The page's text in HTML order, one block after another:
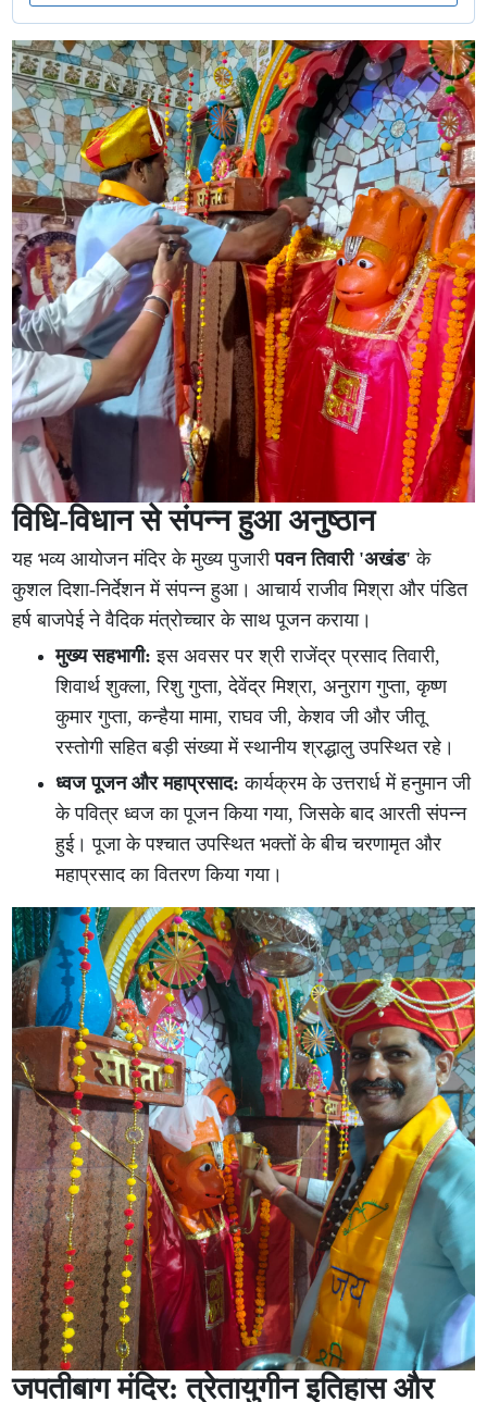
विधि-विधान से संपन्न हुआ अनुष्ठान
यह भव्य आयोजन मंदिर के मुख्य पुजारीपवन तिवारी 'अखंड' के
कुशल दिशा-निर्देशन में संपन्न हुआ। आचार्य राजीव मिश्रा और पंडित
हर्ष बाजपेई ने वैदिक मंत्रोच्चार के साथ पूजन कराया।
मुख्य सहभागी: इस अवसर पर श्री राजेंद्र प्रसाद तिवारी,
शिवार्थ शुक्ला, रिशु गुप्ता, देवेंद्र मिश्रा, अनुराग गुप्ता, कृष्ण
कुमार गुप्ता, कन्हैया मामा, राघव जी, केशव जी और जीतू
रस्तोगी सहित बड़ी संख्या में स्थानीय श्रद्धालु उपस्थित रहे।
ध्वज पूजन और महाप्रसाद: कार्यक्रम के उत्तरार्ध में हनुमान जी
के पवित्र ध्वज का पूजन किया गया, जिसके बाद आरती संपन्न
हुई। पूजा के पश्चात उपस्थित भक्तों के बीच चरणामृत और
महाप्रसाद का वितरण किया गया।
जपतीबाग मंदिर: त्रेतायुगीन इतिहास और